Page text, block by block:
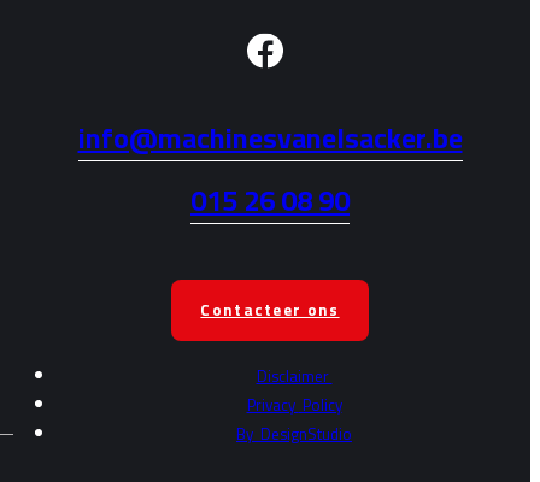
info@machinesvanelsacker.be
015 26 08 90
Contacteer ons
Disclaimer
Privacy Policy
By DesignStudio